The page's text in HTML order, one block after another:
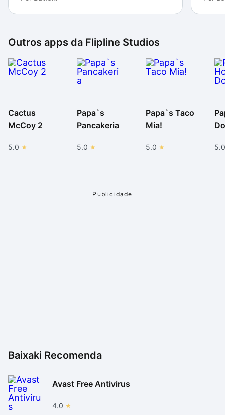
Outros apps da Flipline Studios
Cactus
McCoy 2
5.0
Papa`s
Pancakeria
5.0
Papa`s Taco
Mia!
5.0 5.0
Baixaki Recomenda
Avast Free Antivirus
4.0